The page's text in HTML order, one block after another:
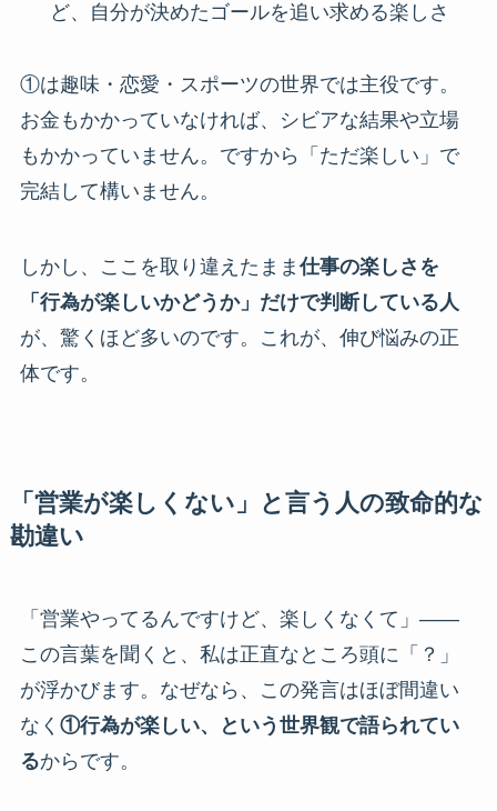
ど、自分が決めたゴールを追い求める楽しさ
①は趣味・恋愛・スポーツの世界では主役です。
お金もかかっていなければ、シビアな結果や立場
もかかっていません。ですから「ただ楽しい」で
完結して構いません。
しかし、ここを取り違えたまま 仕事の楽しさを
「行為が楽しいかどうか」だけで判断している人
が、驚くほど多いのです。これが、伸び悩みの正
体です。
「営業が楽しくない」と言う人の致命的な
勘違い
「営業やってるんですけど、楽しくなくて」――
この言葉を聞くと、私は正直なところ頭に「？」
が浮かびます。なぜなら、この発言はほぼ間違い
なく ①行為が楽しい、という世界観で語られてい
るからです。